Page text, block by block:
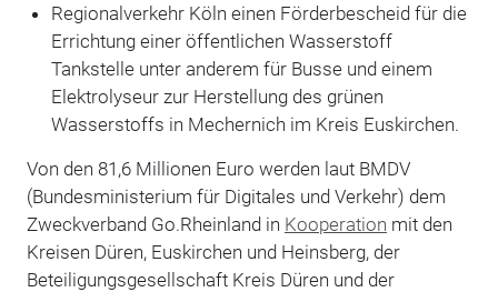
Regionalverkehr Köln einen Förderbescheid für die
Errichtung einer öffentlichen Wasserstoff
Tankstelle unter anderem für Busse und einem
Elektrolyseur zur Herstellung des grünen
Wasserstoffs in Mechernich im Kreis Euskirchen.
Von den 81,6 Millionen Euro werden laut BMDV
(Bundesministerium für Digitales und Verkehr) dem
Zweckverband Go.Rheinland in Kooperation mit den
Kreisen Düren, Euskirchen und Heinsberg, der
Beteiligungsgesellschaft Kreis Düren und der